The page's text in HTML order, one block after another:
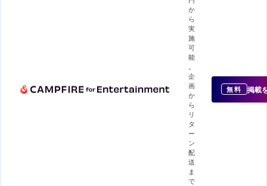
か
ら
実
施
可
能
企
画
か
ら
リ
タ
ー
ン
配
送
ま
で
無料 掲載